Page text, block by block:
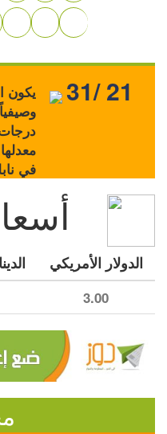
يكون
في نابلس بين
31/ 21
الدولار الأمريكي
3.00